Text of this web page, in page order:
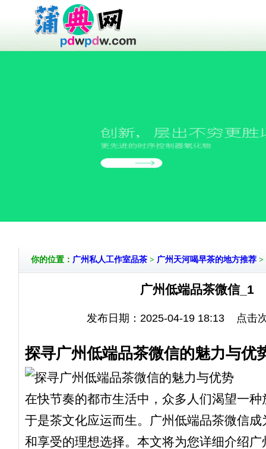
你的位置： 广州私人工作室品茶 > 广州天河喝早茶的地方推荐 >
广州低端品茶微信_1
发布日期：2025-04-19 18:13 点击
探寻广州低端品茶微信的魅力与优
在快节奏的都市生活中，众多人们渴望一
于是茶文化应运而生。广州低端品茶微信
和享受的理想选择。本文将为您详细介绍